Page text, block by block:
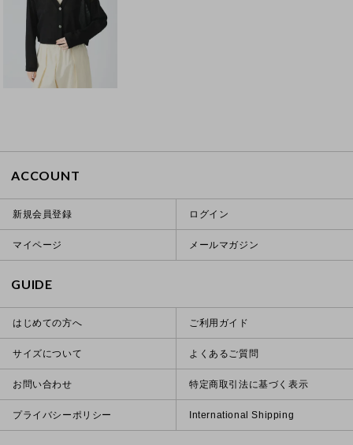
ACCOUNT
新規会員登録 ログイン
マイページ メールマガジン
GUIDE
はじめての方へ ご利用ガイド
サイズについて よくあるご質問
お問い合わせ 特定商取引法に基づく表示
プライバシーポリシー International Shipping